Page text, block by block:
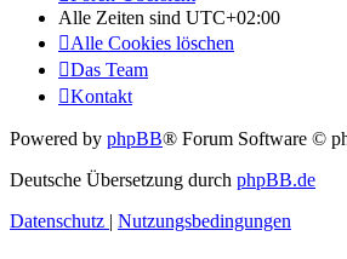
Alle Zeiten sind UTC+02:00
Alle Cookies löschen
Das Team
Kontakt
Powered by phpBB® Forum Software ©
Deutsche Übersetzung durch phpBB.de
Datenschutz | Nutzungsbedingungen